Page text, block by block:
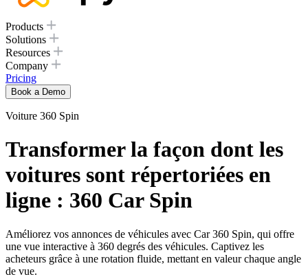
Products
Solutions
Resources
Company
Pricing
Book a Demo
Voiture 360 ​​Spin
Transformer la façon dont les
voitures sont répertoriées en
ligne : 360 Car Spin
Améliorez vos annonces de véhicules avec Car 360 Spin, qui offre
une vue interactive à 360 degrés des véhicules. Captivez les
acheteurs grâce à une rotation fluide, mettant en valeur chaque angle
de vue.